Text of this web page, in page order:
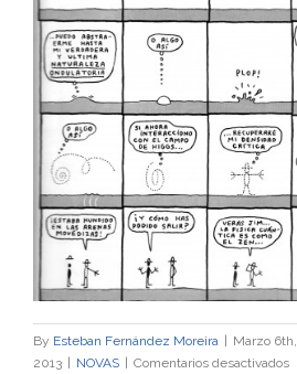
By Esteban Fernández Moreira | Marzo 6th,
2013 | NOVAS | Comentarios desactivadosen